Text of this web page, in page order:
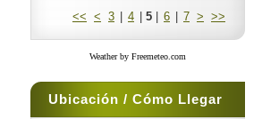
<< < 3 4 5 6 7 > >>
Weather by Freemeteo.com
Ubicación / Cómo Llegar